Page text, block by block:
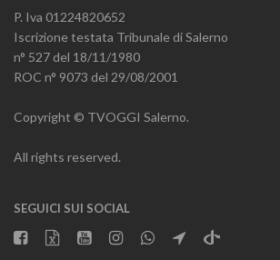
P. Iva 01224820652
Iscrizione testata Tribunale di Salerno
n° 527 del 18/11/1980
ROC n° 9073 del 29/08/2001
Copyright © TVOGGI Salerno.
All rights reserved.
SEGUICI SUI SOCIAL